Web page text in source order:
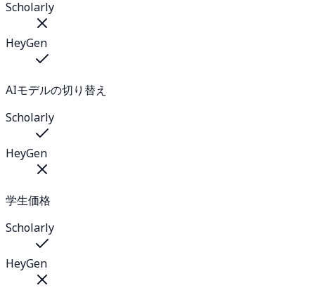
Scholarly
HeyGen
AIモデルの切り替え
Scholarly
HeyGen
学生価格
Scholarly
HeyGen